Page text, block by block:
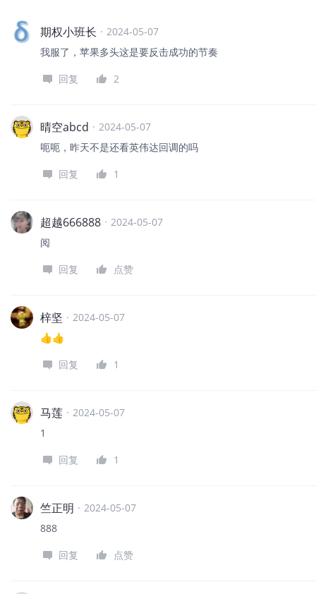
期权小班长 · 2024-05-07
我服了，苹果多头这是要反击成功的节奏
回复
2
晴空abcd · 2024-05-07
呃呃，昨天不是还看英伟达回调的吗
回复
1
超越666888 · 2024-05-07
阅
回复
点赞
梓坚 · 2024-05-07
👍👍
回复
1
马莲 · 2024-05-07
1
回复
1
竺正明 · 2024-05-07
888
回复
点赞